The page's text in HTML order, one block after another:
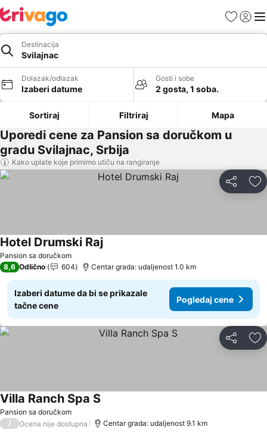
FavoritiPrijavi
Destinacija
Svilajnac
Dolazak/odlazak
Izaberi datume
Gosti i sobe
2 gosta, 1 soba.
Sortiraj Filtriraj Mapa
Uporedi cene za Pansion sa doručkom u
gradu Svilajnac, Srbija
Kako uplate koje primimo utiču na rangiranje
Deli
Pansion sa doručkom
Hotel Drumski RajPogledaj cene
8,6 Odlično 604 Centar grada: udaljenost 1.0 km
Izaberi datume da bi se prikazale
tačne cene
Pogledaj cene
Deli
Pansion sa doručkom
Villa Ranch Spa S
/ Ocena nije dostupna Centar grada: udaljenost 9.1 km